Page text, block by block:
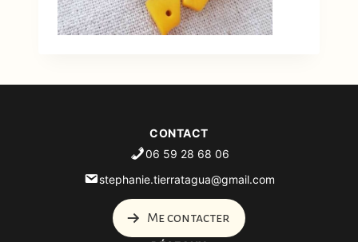
CONTACT
06 59 28 68 06
stephanie.tierratagua@gmail.com
Me contacter